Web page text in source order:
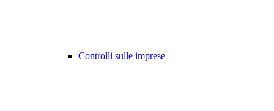
Controlli sulle imprese